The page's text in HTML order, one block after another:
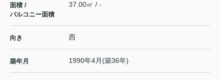
面積 /
バルコニー面積
37.00㎡ / -
向き 西
築年月 1990年4月(築36年)